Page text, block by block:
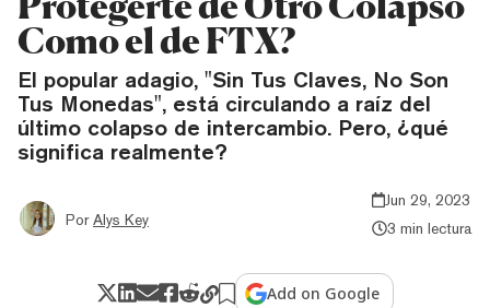
Como el de FTX?
El popular adagio, "Sin Tus Claves, No Son
Tus Monedas", está circulando a raíz del
último colapso de intercambio. Pero, ¿qué
significa realmente?
Por Alys Key
Jun 29, 2023
3 min lectura
Add on Google